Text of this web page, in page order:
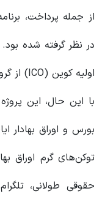
اولیه کوین (ICO) از گروه کوچکی از سرمایه گذاران دریافت کرد.
با این حال، این
بورس و اوراق بهادار
توکن‌های گرم اوراق
حقوقی طولانی،